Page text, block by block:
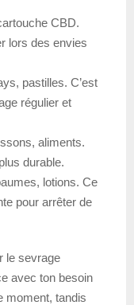
CBD.
lors des envies
pastilles. C’est
régulier et
aliments.
durable.
lotions. Ce
pour arrêter de
le sevrage
avec ton besoin
moment, tandis